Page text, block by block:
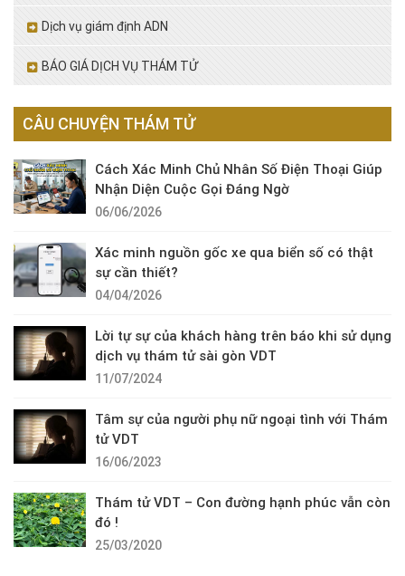
Dịch vụ giám định ADN
BÁO GIÁ DỊCH VỤ THÁM TỬ
CÂU CHUYỆN THÁM TỬ
Cách Xác Minh Chủ Nhân Số Điện Thoại Giúp
Nhận Diện Cuộc Gọi Đáng Ngờ
06/06/2026
Xác minh nguồn gốc xe qua biển số có thật
sự cần thiết?
04/04/2026
Lời tự sự của khách hàng trên báo khi sử dụng
dịch vụ thám tử sài gòn VDT
11/07/2024
Tâm sự của người phụ nữ ngoại tình với Thám
tử VDT
16/06/2023
Thám tử VDT – Con đường hạnh phúc vẫn còn
đó !
25/03/2020